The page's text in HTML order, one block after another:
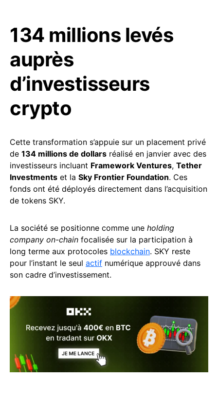
134 millions levés
auprès
d’investisseurs
crypto
Cette transformation s’appuie sur un placement privé
de 134 millions de dollars réalisé en janvier avec des
investisseurs incluant Framework Ventures, Tether
Investments et la Sky Frontier Foundation. Ces
fonds ont été déployés directement dans l’acquisition
de tokens SKY.
La société se positionne comme une holding
company on-chain focalisée sur la participation à
long terme aux protocoles blockchain. SKY reste
pour l’instant le seul actif numérique approuvé dans
son cadre d’investissement.